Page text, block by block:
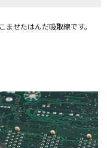
せたはんだ吸取線です。